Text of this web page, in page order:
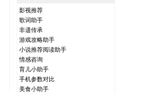
影视推荐
歌词助手
非遗传承
游戏攻略助手
小说推荐阅读助手
情感咨询
育儿小助手
手机参数对比
美食小助手